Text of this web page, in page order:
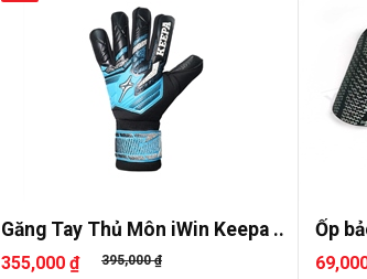
Găng Tay Thủ Môn iWin Keepa ..
355,000 ₫ 395,000 ₫
Ốp